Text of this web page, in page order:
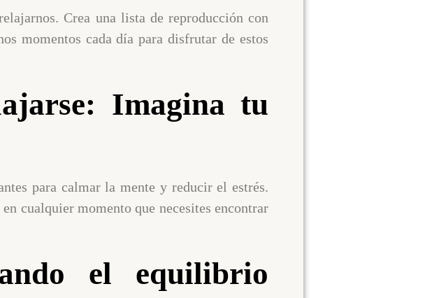
Crea una lista de reproducción con
momentos cada día para disfrutar de estos
Imagina tu
para calmar la mente y reducir el estrés.
cualquier momento que necesites encontrar
el equilibrio